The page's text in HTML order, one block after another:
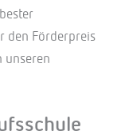
den Förderpreis
unseren